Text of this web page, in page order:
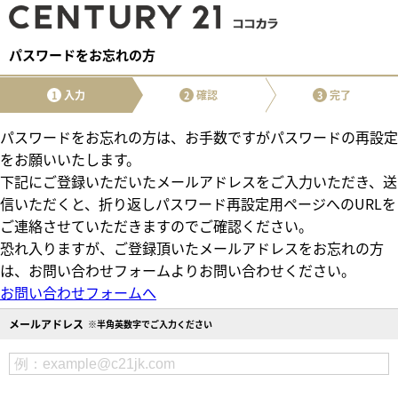
パスワードをお忘れの方
1 入力 2 確認 3 完了
パスワードをお忘れの方は、お手数ですがパスワードの再設定
をお願いいたします。
下記にご登録いただいたメールアドレスをご入力いただき、送
信いただくと、折り返しパスワード再設定用ページへのURLを
ご連絡させていただきますのでご確認ください。
恐れ入りますが、ご登録頂いたメールアドレスをお忘れの方
は、お問い合わせフォームよりお問い合わせください。
お問い合わせフォームへ
メールアドレス ※半角英数字でご入力ください